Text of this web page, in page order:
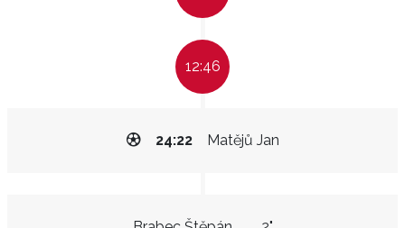
12:46
Matějů Jan
24:22